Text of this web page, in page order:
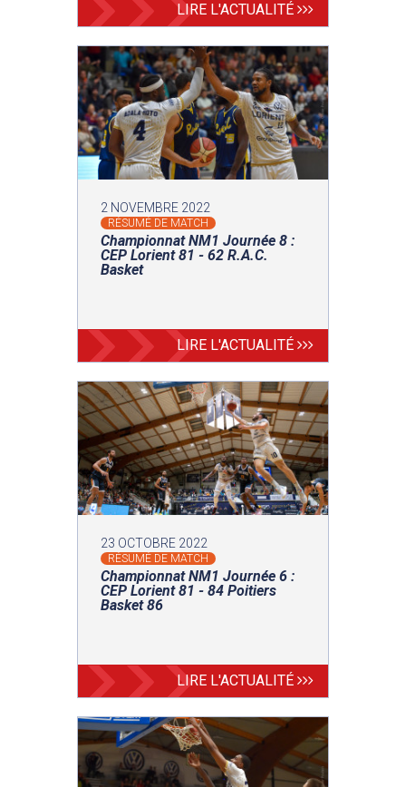
LIRE L'ACTUALITÉ
2 NOVEMBRE 2022
RÉSUMÉ DE MATCH
Championnat NM1 Journée 8 :
CEP Lorient 81 - 62 R.A.C.
Basket
LIRE L'ACTUALITÉ
23 OCTOBRE 2022
RÉSUMÉ DE MATCH
Championnat NM1 Journée 6 :
CEP Lorient 81 - 84 Poitiers
Basket 86
LIRE L'ACTUALITÉ